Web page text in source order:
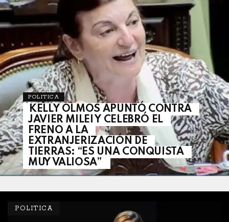
POLITICA
KELLY OLMOS APUNTÓ CONTRA
JAVIER MILEI Y CELEBRÓ EL
FRENO A LA
EXTRANJERIZACIÓN DE
TIERRAS: “ES UNA CONQUISTA
MUY VALIOSA”
POLITICA